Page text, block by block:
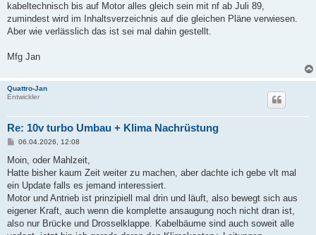
kabeltechnisch bis auf Motor alles gleich sein mit nf ab Juli 89,
zumindest wird im Inhaltsverzeichnis auf die gleichen Pläne verwiesen.
Aber wie verlässlich das ist sei mal dahin gestellt.
Mfg Jan
Quattro-Jan
Entwickler
Re: 10v turbo Umbau + Klima Nachrüstung
B
i
r
a
06.04.2026, 12:08
Moin, oder Mahlzeit,
Hatte bisher kaum Zeit weiter zu machen, aber dachte ich gebe vlt mal
ein Update falls es jemand interessiert.
Motor und Antrieb ist prinzipiell mal drin und läuft, also bewegt sich aus
eigener Kraft, auch wenn die komplette ansaugung noch nicht dran ist,
also nur Brücke und Drosselklappe. Kabelbäume sind auch soweit alle